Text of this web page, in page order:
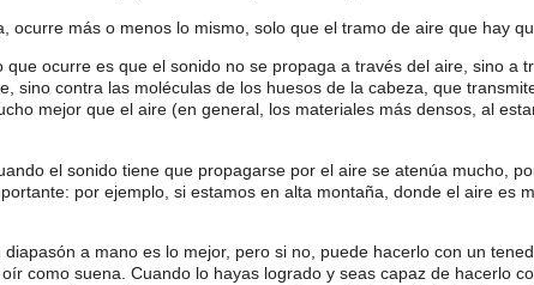
más o menos lo mismo, solo que el tramo de aire que hay
ocurre es que el sonido no se propaga a través del aire, sino a
sino contra las moléculas de los huesos de la cabeza, que
mejor que el aire (en general, los materiales más densos, al
el sonido tiene que propagarse por el aire se atenúa mucho,
por ejemplo, si estamos en alta montaña, donde el aire es
a mano es lo mejor, pero si no, puede hacerlo con un
como suena. Cuando lo hayas logrado y seas capaz de hacerlo